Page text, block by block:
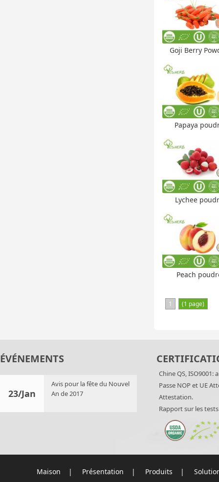
Goji Berry
Papaya
Lychee
Peach
1 (1 page)
ÉVÉNEMENTS
23/Jan
Avis pour la fête du Nouvel
An de 2017
Chine QS,
Passe NOP et UE
Attestation.
Rapport sur les
Maison | Présentation | Produits |